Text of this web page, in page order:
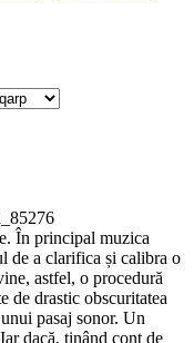
În principal muzica
de a clarifica și calibra o
astfel, o procedură
de drastic obscuritatea
pasaj sonor. Un
dacă, ținând cont de